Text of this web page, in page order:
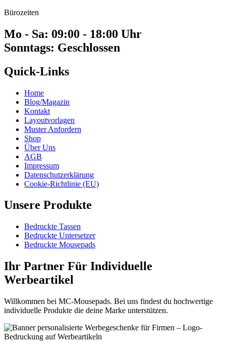
Bürozeiten
Mo - Sa: 09:00 - 18:00 Uhr
Sonntags: Geschlossen
Quick-Links
Home
Blog/Magazin
Kontakt
Layoutvorlagen
Muster Anfordern
Shop
Über Uns
AGB
Impressum
Datenschutzerklärung
Cookie-Richtlinie (EU)
Unsere Produkte
Bedruckte Tassen
Bedruckte Untersetzer
Bedruckte Mousepads
Ihr Partner Für Individuelle
Werbeartikel
Willkommen bei MC-Mousepads. Bei uns findest du hochwertige
individuelle Produkte die deine Marke unterstützen.